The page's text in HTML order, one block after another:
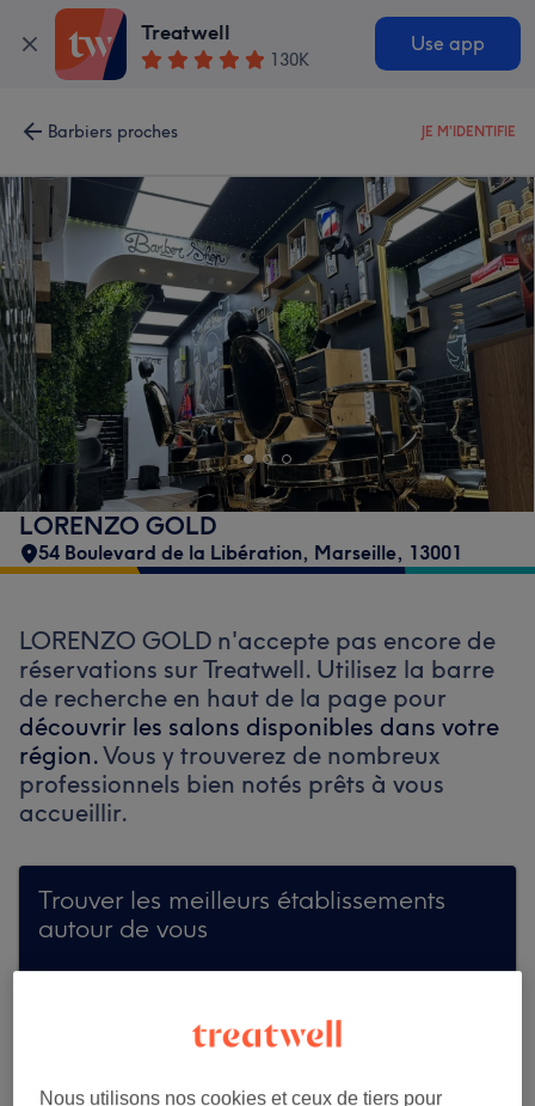
Treatwell
130K
Use app
Barbiers proches JE M'IDENTIFIE
LORENZO GOLD
54 Boulevard de la Libération, Marseille, 13001
LORENZO GOLD n'accepte pas encore de
réservations sur Treatwell. Utilisez la barre
de recherche en haut de la page pour
découvrir les salons disponibles dans votre
région.Vous y trouverez de nombreux
professionnels bien notés prêts à vous
accueillir.
Trouver les meilleurs établissements
autour de vous
Nous utilisons nos cookies et ceux de tiers pour